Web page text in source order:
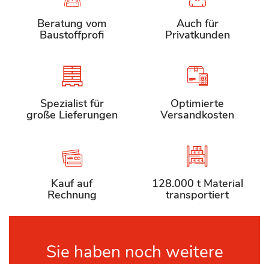
Beratung vom
Baustoffprofi
Auch für
Privatkunden
Spezialist für
große Lieferungen
Optimierte
Versandkosten
Kauf auf
Rechnung
128.000 t Material
transportiert
Sie haben noch weitere